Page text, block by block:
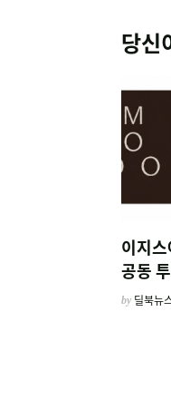
당신
이지
공동
by 딜북뉴